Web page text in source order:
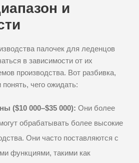
и
палочек для леденцов
в зависимости от их
производства. Вот разбивка,
чего ожидать:
($10 000–$35 000): Они более
обрабатывать более высокие
Они часто поставляются с
функциями, такими как